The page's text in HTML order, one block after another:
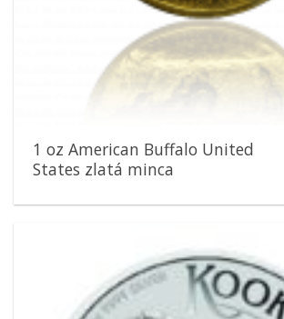
1 oz American Buffalo United
States zlatá minca